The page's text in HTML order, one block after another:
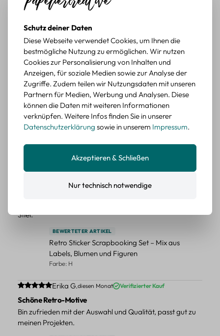
würde sie wieder kaufen.
BEWERTETER ARTIKEL
Retro Briefmarken Sticker Set – 45 Papier-
Sticker mit Wald- und Tiermotiven
Durchschnittliche Bewertung von 5 von 5 Sternen
Erika G.diesen Monat Verifizierter Kauf
Schöne Motive
Die Sticker passen gut zu meinen Büchern, würde sie
wieder kaufen.
BEWERTETER ARTIKEL
verschiedene Motive
Stiel.
BEWERTETER ARTIKEL
Retro Sticker Scrapbooking Set – Mix aus
Labels, Blumen und Figuren
Farbe: H
Durchschnittliche Bewertung von 5 von 5 Sternen
Erika G.diesen Monat Verifizierter Kauf
Schöne Retro-Motive
Bin zufrieden mit der Auswahl und Qualität, passt gut zu
meinen Projekten.
Schutz deiner Daten
Diese Webseite verwendet Cookies, um Ihnen die
bestmögliche Nutzung zu ermöglichen. Wir nutzen
Cookies zur Personalisierung von Inhalten und
Anzeigen, für soziale Medien sowie zur Analyse der
Zugriffe. Zudem teilen wir Nutzungsdaten mit unseren
Partnern für Medien, Werbung und Analysen. Diese
können die Daten mit weiteren Informationen
verknüpfen. Weitere Infos finden Sie in unserer
Datenschutzerklärung sowie in unserem Impressum.
Nur technisch notwendige
Akzeptieren & Schließen